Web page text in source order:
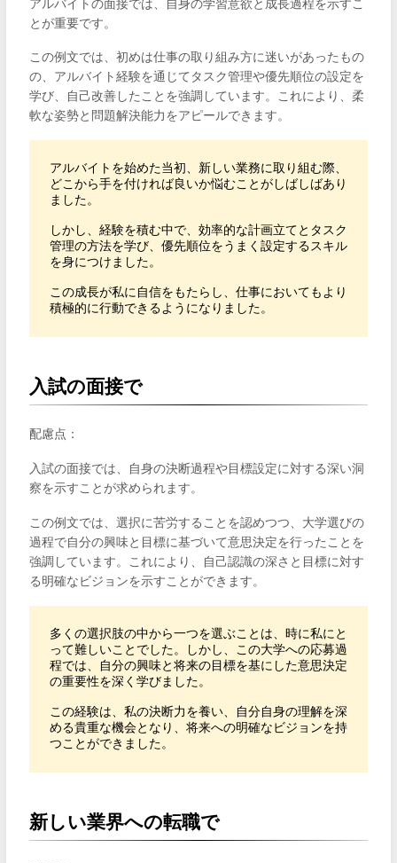
アルバイトの面接では、自身の学習意欲と成長過程を示すこ
とが重要です。
この例文では、初めは仕事の取り組み方に迷いがあったもの
の、アルバイト経験を通じてタスク管理や優先順位の設定を
学び、自己改善したことを強調しています。これにより、柔
軟な姿勢と問題解決能力をアピールできます。
アルバイトを始めた当初、新しい業務に取り組む際、
どこから手を付ければ良いか悩むことがしばしばあり
ました。
しかし、経験を積む中で、効率的な計画立てとタスク
管理の方法を学び、優先順位をうまく設定するスキル
を身につけました。
この成長が私に自信をもたらし、仕事においてもより
積極的に行動できるようになりました。
入試の面接で
配慮点：
入試の面接では、自身の決断過程や目標設定に対する深い洞
察を示すことが求められます。
この例文では、選択に苦労することを認めつつ、大学選びの
過程で自分の興味と目標に基づいて意思決定を行ったことを
強調しています。これにより、自己認識の深さと目標に対す
る明確なビジョンを示すことができます。
多くの選択肢の中から一つを選ぶことは、時に私にと
って難しいことでした。しかし、この大学への応募過
程では、自分の興味と将来の目標を基にした意思決定
の重要性を深く学びました。
この経験は、私の決断力を養い、自分自身の理解を深
める貴重な機会となり、将来への明確なビジョンを持
つことができました。
新しい業界への転職で